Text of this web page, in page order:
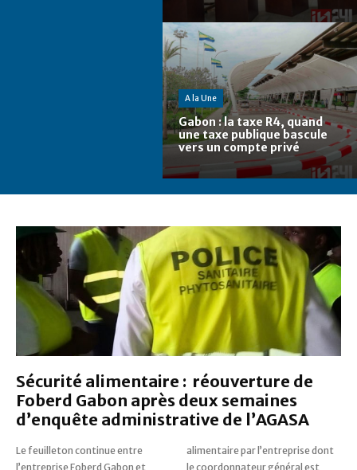
A la Une
Gabon : la taxe R4, quand
une taxe publique bascule
vers un compte privé
Sécurité alimentaire : réouverture de
Foberd Gabon après deux semaines
d’enquête administrative de l’AGASA
Le feuilleton continue entre
l’entreprise Foberd Gabon et
alimentaire par l’entreprise dont
le coordonnateur général est